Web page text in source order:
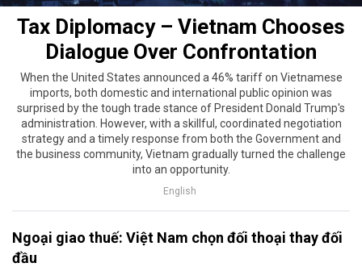
Tax Diplomacy – Vietnam Chooses
Dialogue Over Confrontation
When the United States announced a 46% tariff on Vietnamese
imports, both domestic and international public opinion was
surprised by the tough trade stance of President Donald Trump's
administration. However, with a skillful, coordinated negotiation
strategy and a timely response from both the Government and
the business community, Vietnam gradually turned the challenge
into an opportunity.
English
Ngoại giao thuế: Việt Nam chọn đối thoại thay đối
đầu